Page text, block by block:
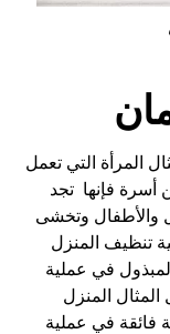
المرأة التي تعمل
فإنها تجد
والأطفال وتخشى
تنظيف المنزل
في عملية
المنزل
فائقة في عملية